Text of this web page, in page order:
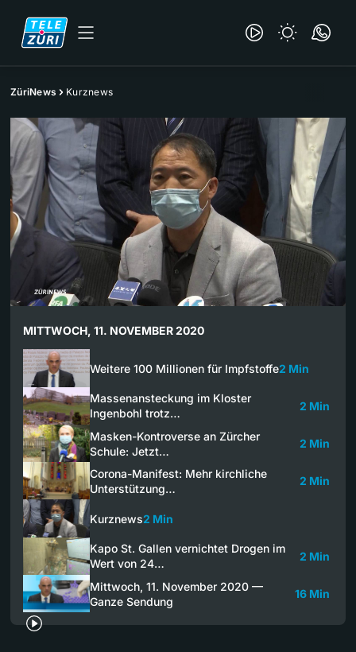
ZüriNews Kurznews
MITTWOCH, 11. NOVEMBER 2020
Weitere 100 Millionen für Impfstoffe2 Min
Massenansteckung im Kloster
Ingenbohl trotz…
2 Min
Masken-Kontroverse an Zürcher
Schule: Jetzt…
2 Min
Corona-Manifest: Mehr kirchliche
Unterstützung…
2 Min
Kurznews2 Min
Kapo St. Gallen vernichtet Drogen im
Wert von 24…
2 Min
Mittwoch, 11. November 2020 —
Ganze Sendung
16 Min